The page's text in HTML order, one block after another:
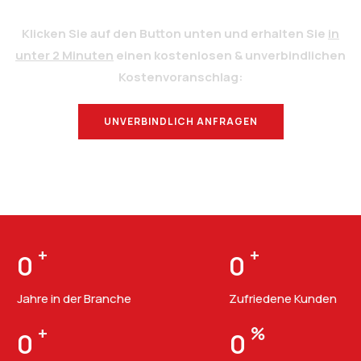
Klicken Sie auf den Button unten und erhalten Sie in
unter 2 Minuten einen kostenlosen & unverbindlichen
Kostenvoranschlag:
UNVERBINDLICH ANFRAGEN
0 +
Jahre in der Branche
0 +
Zufriedene Kunden
0 + 0 %